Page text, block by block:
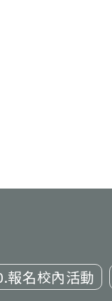
報名校內活動